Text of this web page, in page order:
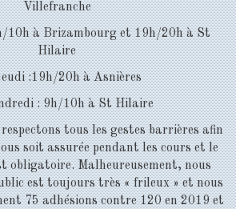
Villefranche
10h à Brizambourg et 19h/20h à St
Hilaire
:19h/20h à Asnières
: 9h/10h à St Hilaire
tous les gestes barrières afin
soit assurée pendant les cours et le
obligatoire. Malheureusement, nous
est toujours très « frileux » et nous
75 adhésions contre 120 en 2019 et